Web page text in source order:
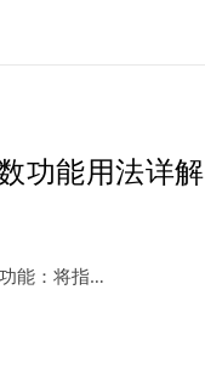
功能用法详解
能：将指…